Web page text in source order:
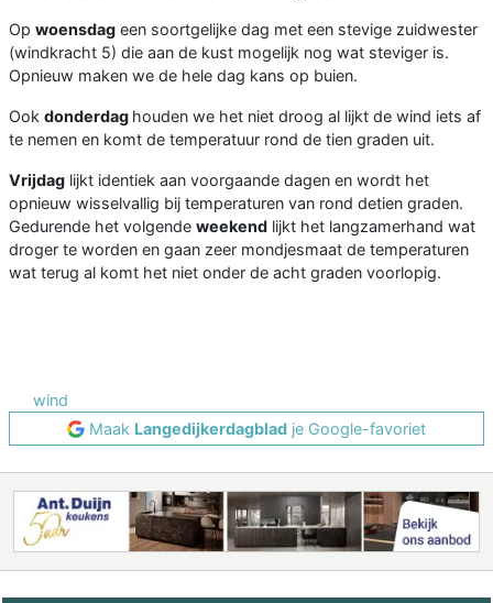
Op woensdag een soortgelijke dag met een stevige zuidwester
(windkracht 5) die aan de kust mogelijk nog wat steviger is.
Opnieuw maken we de hele dag kans op buien.
Ook donderdag houden we het niet droog al lijkt de wind iets af
te nemen en komt de temperatuur rond de tien graden uit.
Vrijdag lijkt identiek aan voorgaande dagen en wordt het
opnieuw wisselvallig bij temperaturen van rond detien graden.
Gedurende het volgende weekend lijkt het langzamerhand wat
droger te worden en gaan zeer mondjesmaat de temperaturen
wat terug al komt het niet onder de acht graden voorlopig.
wind
Maak Langedijkerdagblad je Google-favoriet